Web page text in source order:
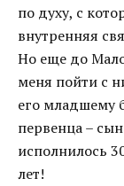
по духу, с
внутренняя
Но еще до
меня пойти с
его младшему
первенца –
исполнилось
лет!